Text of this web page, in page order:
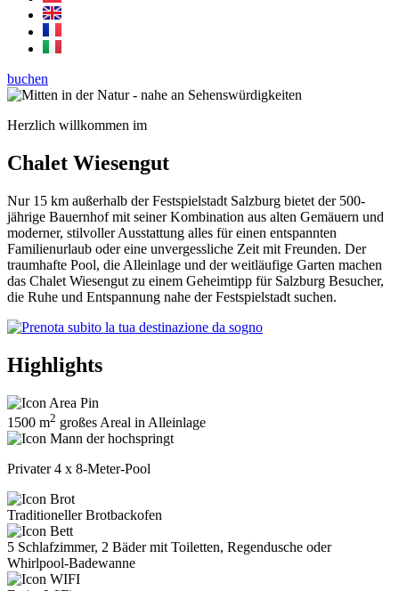
buchen
Herzlich willkommen im
Chalet Wiesengut
Nur 15 km außerhalb der Festspielstadt Salzburg bietet der 500-
jährige Bauernhof mit seiner Kombination aus alten Gemäuern und
moderner, stilvoller Ausstattung alles für einen entspannten
Familienurlaub oder eine unvergessliche Zeit mit Freunden. Der
traumhafte Pool, die Alleinlage und der weitläufige Garten machen
das Chalet Wiesengut zu einem Geheimtipp für Salzburg Besucher,
die Ruhe und Entspannung nahe der Festspielstadt suchen.
Highlights
1500 m2 großes Areal in Alleinlage
Privater 4 x 8-Meter-Pool
Traditioneller Brotbackofen
5 Schlafzimmer, 2 Bäder mit Toiletten, Regendusche oder
Whirlpool-Badewanne